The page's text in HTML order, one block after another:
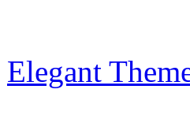
Elegant